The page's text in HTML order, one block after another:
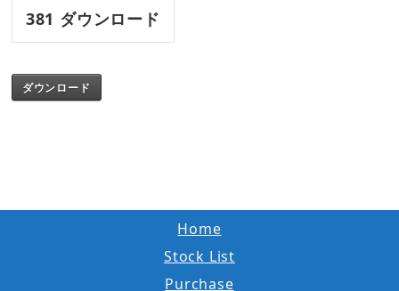
381 ダウンロード
ダウンロード
Home
Stock List
Purchase